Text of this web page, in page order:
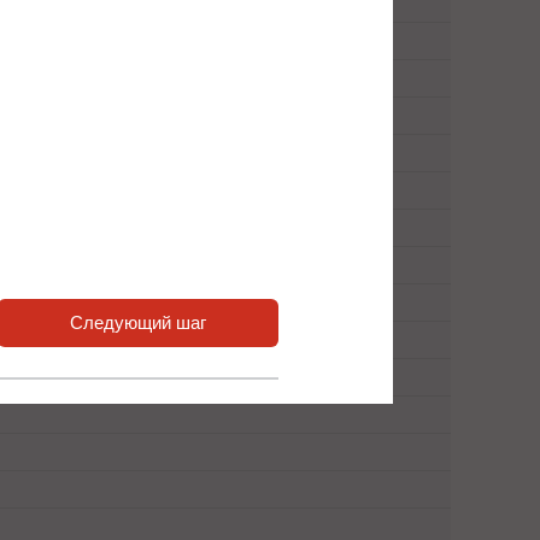
Следующий шаг